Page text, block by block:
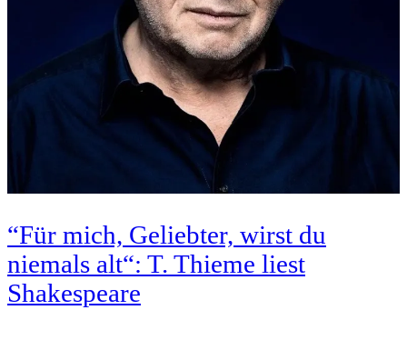
“Für mich, Geliebter, wirst du
niemals alt“: T. Thieme liest
Shakespeare